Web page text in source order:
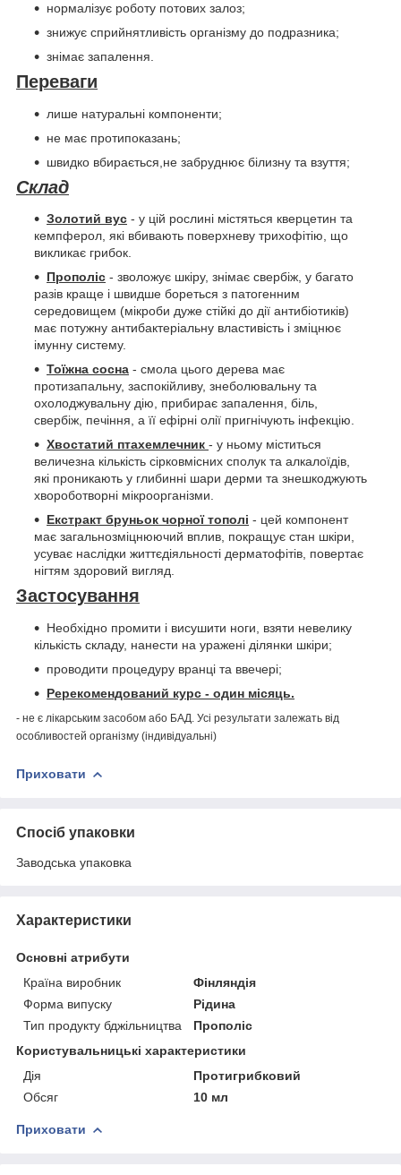
нормалізує роботу потових залоз;
знижує сприйнятливість організму до подразника;
знімає запалення.
Переваги
лише натуральні компоненти;
не має протипоказань;
швидко вбирається,не забруднює білизну та взуття;
Склад
Золотий вус - у цій рослині містяться кверцетин та
кемпферол, які вбивають поверхневу трихофітію, що
викликає грибок.
Прополіс - зволожує шкіру, знімає свербіж, у багато
разів краще і швидше бореться з патогенним
середовищем (мікроби дуже стійкі до дії антибіотиків)
має потужну антибактеріальну властивість і зміцнює
імунну систему.
Тоїжна сосна - смола цього дерева має
протизапальну, заспокійливу, знеболювальну та
охолоджувальну дію, прибирає запалення, біль,
свербіж, печіння, а її ефірні олії пригнічують інфекцію.
Хвостатий птахемлечник - у ньому міститься
величезна кількість сірковмісних сполук та алкалоїдів,
які проникають у глибинні шари дерми та знешкоджують
хвороботворні мікроорганізми.
Екстракт бруньок чорної тополі - цей компонент
має загальнозміцнюючий вплив, покращує стан шкіри,
усуває наслідки життєдіяльності дерматофітів, повертає
нігтям здоровий вигляд.
Застосування
Необхідно промити і висушити ноги, взяти невелику
кількість складу, нанести на уражені ділянки шкіри;
проводити процедуру вранці та ввечері;
Ререкомендований курс - один місяць.
- не є лікарським засобом або БАД. Усі результати залежать від
особливостей організму (індивідуальні)
Приховати
Спосіб упаковки
Заводська упаковка
Характеристики
Основні атрибути
Країна виробник
Фінляндія
Форма випуску
Рідина
Тип продукту бджільництва
Прополіс
Користувальницькі характеристики
Дія
Протигрибковий
Обсяг
10 мл
Приховати